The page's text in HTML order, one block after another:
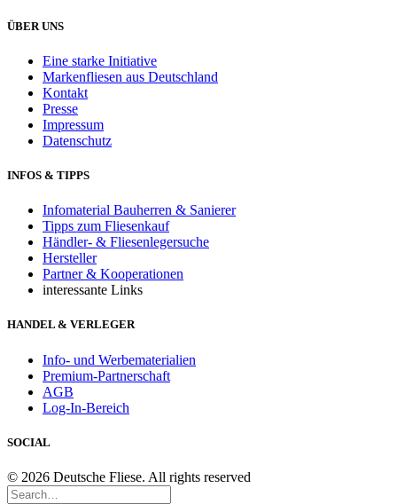
ÜBER UNS
Eine starke Initiative
Markenfliesen aus Deutschland
Kontakt
Presse
Impressum
Datenschutz
INFOS & TIPPS
Infomaterial Bauherren & Sanierer
Tipps zum Fliesenkauf
Händler- & Fliesenlegersuche
Hersteller
Partner & Kooperationen
interessante Links
HANDEL & VERLEGER
Info- und Werbematerialien
Premium-Partnerschaft
AGB
Log-In-Bereich
SOCIAL
© 2026 Deutsche Fliese. All rights reserved